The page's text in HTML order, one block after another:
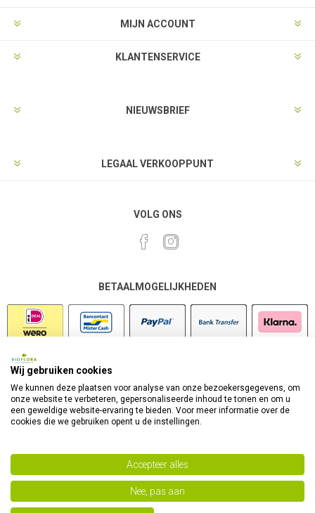
MIJN ACCOUNT
KLANTENSERVICE
NIEUWSBRIEF
LEGAAL VERKOOPPUNT
VOLG ONS
BETAALMOGELIJKHEDEN
Powered bynopCommerce
Copyright 2026 Bioflora Health Products. Alle rechten
Wij gebruiken cookies
We kunnen deze plaatsen voor analyse van onze bezoekersgegevens, om
onze website te verbeteren, gepersonaliseerde inhoud te tonen en om u
een geweldige website-ervaring te bieden. Voor meer informatie over de
cookies die we gebruiken opent u de instellingen.
Accepteer alles
Nee, pas aan